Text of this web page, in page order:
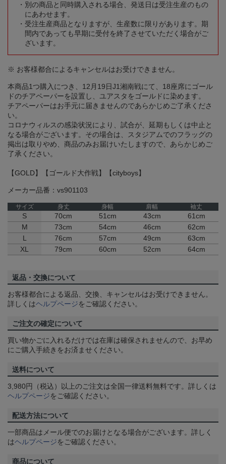
別の商品と同時購入される場合、発送日は受注生産のもの
にあわせます。
受注生産商品となりますが、生産数に限りがあります。期
間内であっても早期に受付を終了させていただく場合がご
ざいます。
※ お客様都合によるキャンセルはお受けできません。
本商品1つ購入につき、12月19日J1湘南戦にて、18座席にゴール
ドのチアペーパーを設置し、ユアスタをゴールドに染めます。
チアペーパーはお手元に届きませんのであらかじめご了承くださ
い。
コロナウィルスの感染状況により、試合が、延期もしくは中止と
なる場合がございます。その場合は、スタジアムでのフラッグの
掲出は取りやめ、商品のみお届けいたしますので、あらかじめご
了承ください。
【GOLD】【ゴールド大作戦】【cityboys】
メーカー品番：vs901103
サイズ 身丈 身幅 肩幅 袖丈
S 70cm 51cm 43cm
61cm
M
73cm 54cm 46cm
62cm
L
76cm 57cm 49cm
63cm
XL
79cm 60cm 52cm 64cm
返品・交換について
お客様都合による返品、交換、キャンセルはお受けできません。
詳しくはヘルプページをご確認ください。
ご注文の確定について
買い物かごに入れるだけでは在庫は確保されませんので、お早め
にご購入手続きをお済ませください。
送料について
3,980円（税込）以上のご注文は全国一律送料無料です。詳しくは
ヘルプページをご確認ください。
配送方法について
一部商品はメール便でのお届けとなる場合がございます。詳しく
はヘルプページをご確認ください。
商品について